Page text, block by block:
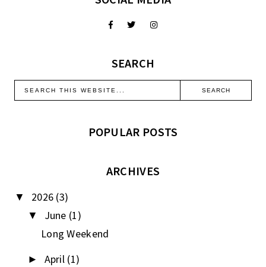
SEARCH
POPULAR POSTS
ARCHIVES
▼ 2026 (3)
▼ June (1)
Long Weekend
► April (1)